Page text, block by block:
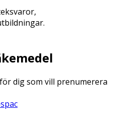
dig som vill prenumerera